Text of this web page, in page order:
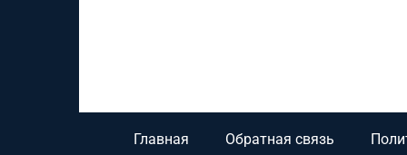
Главная Обратная связь